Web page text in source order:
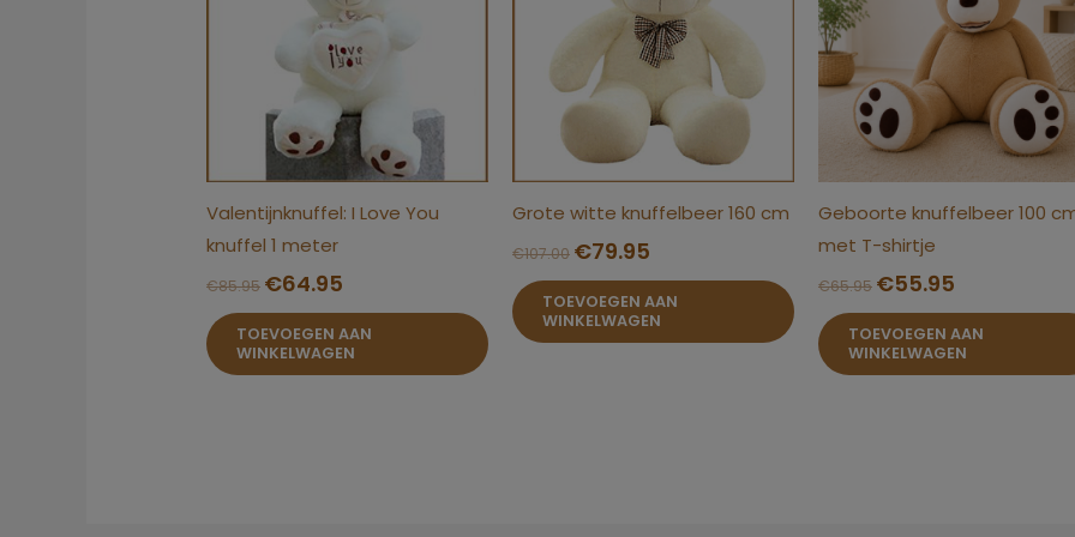
Valentijnknuffel: I Love You
knuffel 1 meter
€85.95 €64.95
TOEVOEGEN AAN
WINKELWAGEN
Grote witte knuffelbeer 160 cm
€107.00 €79.95
TOEVOEGEN AAN
WINKELWAGEN
Geboorte knuffelbeer 100
met T-shirtje
€65.95 €55.95
TOEVOEGEN AAN
WINKELWAGEN